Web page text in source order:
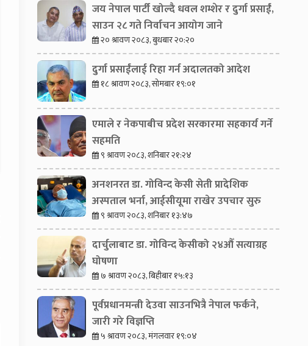
जय नेपाल पार्टी खोल्दै धवल शम्शेर र दुर्गा प्रसाईं,
साउन २८ गते निर्वाचन आयोग जाने
२० श्रावण २०८३, बुधबार २०:२०
दुर्गा प्रसाईंलाई रिहा गर्न अदालतको आदेश
१८ श्रावण २०८३, सोमबार १९:०१
एमाले र नेकपाबीच प्रदेश सरकारमा सहकार्य गर्ने
सहमति
९ श्रावण २०८३, शनिबार २१:२४
अनशनरत डा. गोविन्द केसी सेती प्रादेशिक
अस्पताल भर्ना, आईसीयूमा राखेर उपचार सुरु
९ श्रावण २०८३, शनिबार १३:४७
दार्चुलाबाट डा. गोविन्द केसीको २४औँ सत्याग्रह
घोषणा
७ श्रावण २०८३, बिहीबार १५:१३
पूर्वप्रधानमन्त्री देउवा साउनभित्रै नेपाल फर्कने,
जारी गरे विज्ञप्ति
५ श्रावण २०८३, मंगलवार १९:०४